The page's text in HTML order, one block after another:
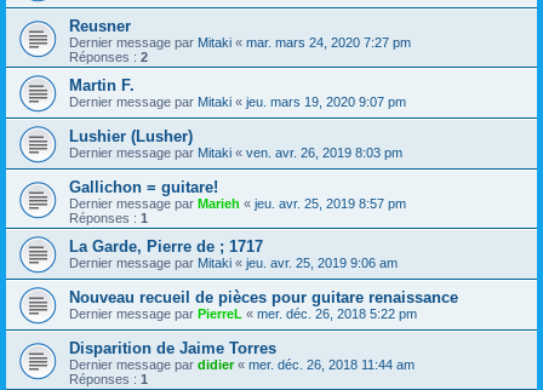
Reusner
Dernier message par Mitaki « mar. mars 24, 2020 7:27 pm
Réponses : 2
Martin F.
Dernier message par Mitaki « jeu. mars 19, 2020 9:07 pm
Lushier (Lusher)
Dernier message par Mitaki « ven. avr. 26, 2019 8:03 pm
Gallichon = guitare!
Dernier message par Marieh « jeu. avr. 25, 2019 8:57 pm
Réponses : 1
La Garde, Pierre de ; 1717
Dernier message par Mitaki « jeu. avr. 25, 2019 9:06 am
Nouveau recueil de pièces pour guitare renaissance
Dernier message par PierreL « mer. déc. 26, 2018 5:22 pm
Disparition de Jaime Torres
Dernier message par didier« mer. déc. 26, 2018 11:44 am
Réponses : 1